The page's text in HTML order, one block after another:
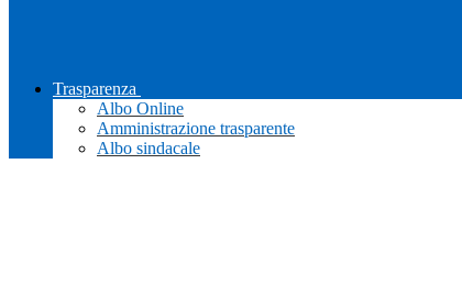
Trasparenza
Albo Online
Amministrazione trasparente
Albo sindacale